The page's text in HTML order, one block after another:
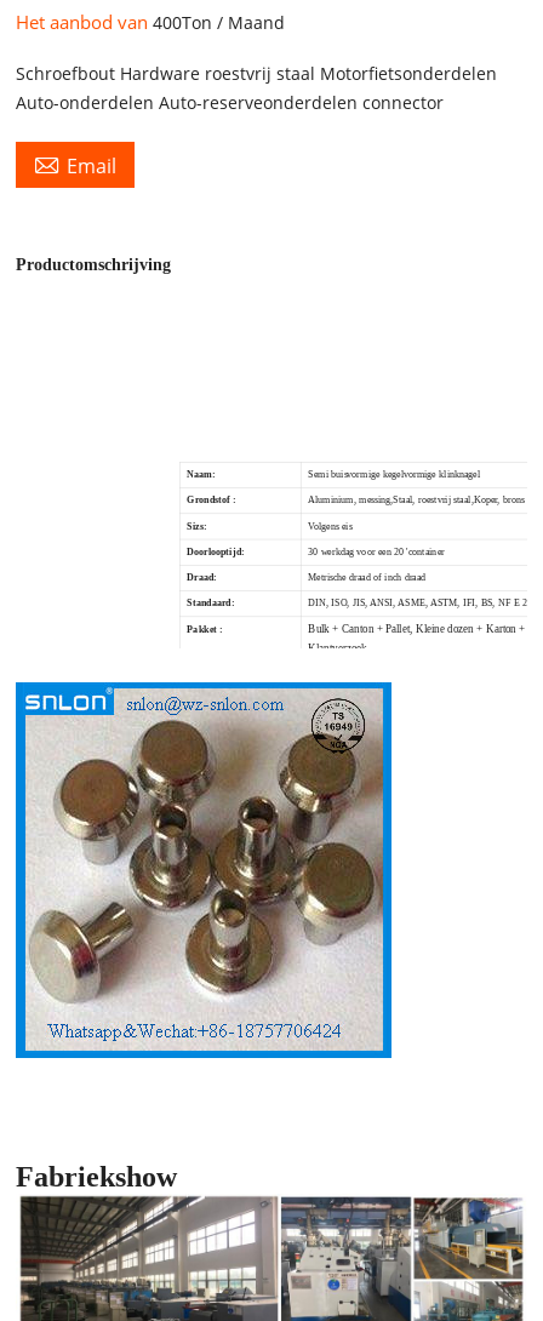
Het aanbod van400Ton / Maand
Schroefbout Hardware roestvrij staal Motorfietsonderdelen
Auto-onderdelen Auto-reserveonderdelen connector
 Email
Productomschrijving
Naam: Semi buisvormige kegelvormige klinknagel
Grondstof : Aluminium, messing,Staal, roestvrij staal, Koper, brons
Sizs: Volgens eis
Doorlooptijd: 30 werkdag voor een 20 'container
Draad: Metrische draad of inch draad
Standaard: DIN, ISO, JIS, ANSI, ASME, ASTM, IFI, BS, NF E 25
Pakket :
Bulk + Canton + Pallet, Kleine dozen + Karton +
Klantverzoek
Certificaat: TS16949 PPAP NIVEAU 3, CO, VORM A, VORM E
Toepassing:
Bouw, spoorwegen, automotive, industrie, meubels
, Machines, chemische industrie
Fabriekshow